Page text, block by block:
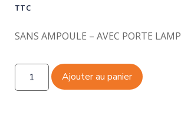
TTC
SANS AMPOULE – AVEC PORTE
Ajouter au panier